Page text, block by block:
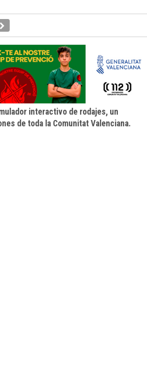
interactivo de rodajes, un
de toda la Comunitat Valenciana.